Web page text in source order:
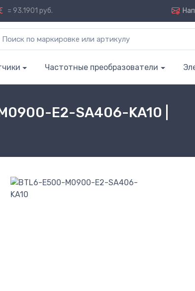
= 93.1901 руб.
Частотные преобразователи
E2-SA406-KA10 |